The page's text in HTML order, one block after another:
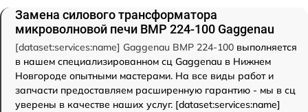
Замена силового трансформатора
микроволновой печи BMP 224-100 Gaggenau
[dataset:services:name] Gaggenau BMP 224-100 выполняется
в нашем специализированном сц Gaggenau в Нижнем
Новгороде опытными мастерами. На все виды работ и
запчасти предоставляем расширенную гарантию - мы в сц
уверены в качестве наших услуг. [dataset:services:name]